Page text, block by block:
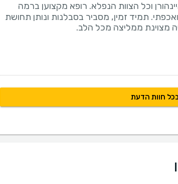
וכל הצוות הנפלא. רופא מקצוען ברמה
תמיד זמין, מסביר בסבלנות ונותן תחושת
מצוינת ממליצה מכל הלב.
חוות הדעת